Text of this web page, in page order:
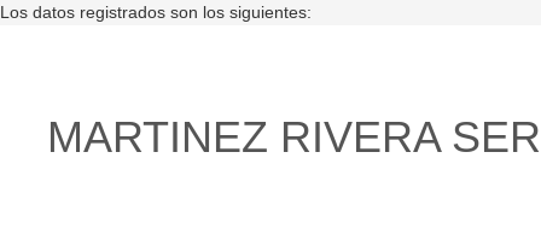
Los datos registrados son los siguientes:
MARTINEZ RIVERA